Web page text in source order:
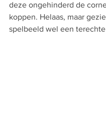
deze ongehinderd de
koppen. Helaas, maar
spelbeeld wel een